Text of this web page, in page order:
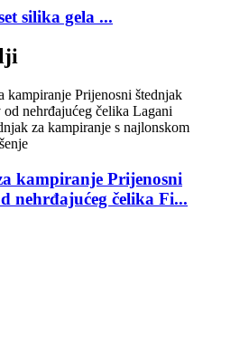
silika gela ...
kampiranje Prijenosni
nehrđajućeg čelika Fi...